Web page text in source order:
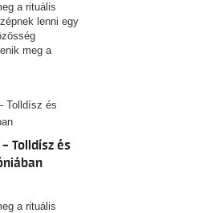
a rituális
lenni egy
meg a
Tolldísz és
a rituális